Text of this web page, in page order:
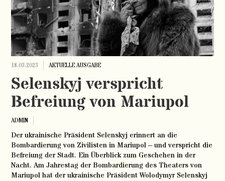
18.03.2023 AKTUELLE AUSGABE
Selenskyj verspricht
Befreiung von Mariupol
ADMIN
Der ukrainische Präsident Selenskyj erinnert an die
Bombardierung von Zivilisten in Mariupol – und verspricht die
Befreiung der Stadt. Ein Überblick zum Geschehen in der
Nacht. Am Jahrestag der Bombardierung des Theaters von
Mariupol hat der ukrainische Präsident Wolodymyr Selenskyj